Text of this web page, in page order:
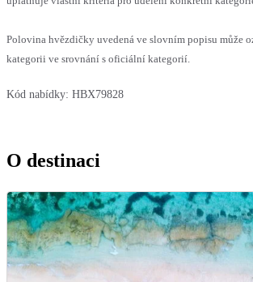
Polovina hvězdičky uvedená ve slovním popisu může
kategorii ve srovnání s oficiální kategorií.
Kód nabídky: HBX79828
O destinaci